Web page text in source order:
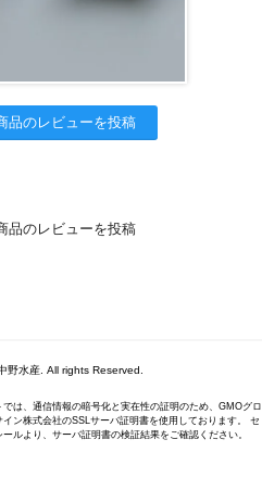
品のレビューを投稿
品のレビューを投稿
野水産. All rights Reserved.
では、通信情報の暗号化と実在性の証明のため、GMOグロ
イン株式会社のSSLサーバ証明書を使用しております。 セ
ールより、サーバ証明書の検証結果をご確認ください。